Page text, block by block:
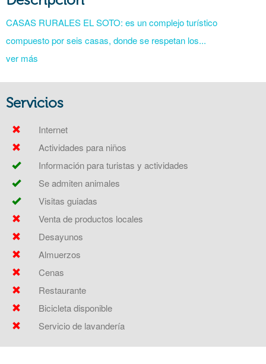
CASAS RURALES EL SOTO: es un complejo turístico
compuesto por seis casas, donde se respetan los...
ver más
Servicios
Internet
Actividades para niños
Información para turistas y actividades
Se admiten animales
Visitas guiadas
Venta de productos locales
Desayunos
Almuerzos
Cenas
Restaurante
Bicicleta disponible
Servicio de lavandería